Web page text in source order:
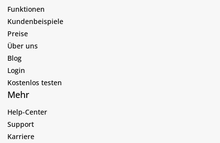
Funktionen
Kundenbeispiele
Preise
Über uns
Blog
Login
Kostenlos testen
Mehr
Help-Center
Support
Karriere